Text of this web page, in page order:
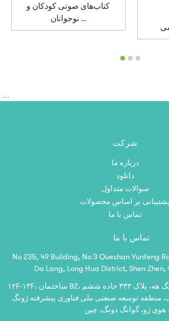
کتاب‌های صوتی کودکان و
نوجوانان ...
شرکت
درباره ما
دانلود
سوالات متداول
پشتیبانی بر اساس محصولات
تماس با ما
تماس با ما
No 235, 49 Building, No 3 Queshan Yunfeng
Da Lang, Long Hua District, Shen
۱۲F-۱۳F، ساختمان B2، شرکت مهندسی و فناوری شینگ هه، پلاک ۳۳۳ جاده ششم
منطقه توسعه صنعتی ملی فناوری پیشرفته ژونگ